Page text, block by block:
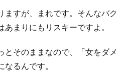
ますが、まれです。そんなバク
まりにもリスキーですよ。
とそのままなので、「女をダメ
るんです。